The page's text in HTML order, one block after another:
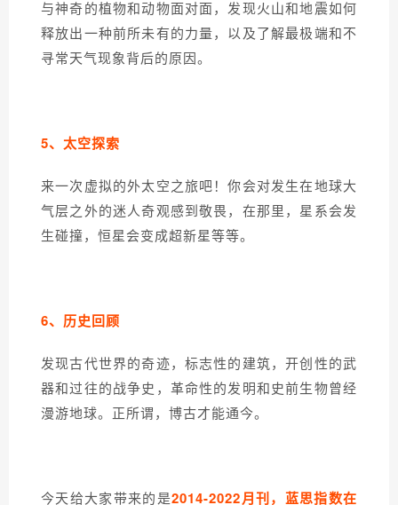
与神奇的植物和动物面对面，发现火山和地震如何
释放出一种前所未有的力量，以及了解最极端和不
寻常天气现象背后的原因。
5、 太空探索
来一次虚拟的外太空之旅吧！你会对发生在地球大
气层之外的迷人奇观感到敬畏，在那里，星系会发
生碰撞，恒星会变成超新星等等。
6、 历史回顾
发现古代世界的奇迹，标志性的建筑，开创性的武
器和过往的战争史，革命性的发明和史前生物曾经
漫游地球。正所谓，博古才能通今。
今天给大家带来的是2014-2022月刊，蓝思指数在